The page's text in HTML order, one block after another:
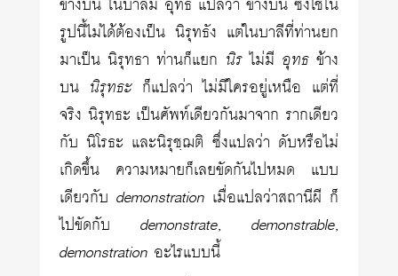
รูปนี้ไม่ได้ต้องเป็น นิรุทธัง แต่ในบาลีที่ท่านยก
มาเป็น นิรุทธา ท่านก็แยก นิรไม่มี อุทธข้าง
บน นิรุทธะก็แปลว่า ไม่มีใครอยู่เหนือ แต่ที่
จริง นิรุทธะ เป็นศัพท์เดียวกันมาจาก รากเดียว
กับ นิโรธะ และนิรุชฺฌติ ซึ่งแปลว่า ดับหรือไม่
เกิดขึ้น ความหมายก็เลยขัดกันไปหมด แบบ
เดียวกับ demonstration เมื่อแปลว่าสถานีผี ก็
ไปขัดกับ demonstrate, demonstrable,
demonstration อะไรแบบนี้